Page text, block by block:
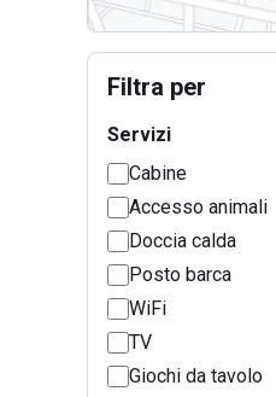
Filtra per
Servizi
Cabine
Accesso animali
Doccia calda
Posto barca
WiFi
TV
Giochi da tavolo